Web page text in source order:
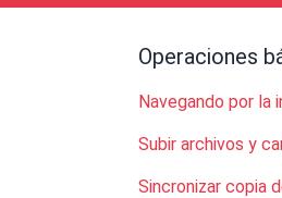
Operaciones
Navegando por la
Subir archivos y
Sincronizar copia